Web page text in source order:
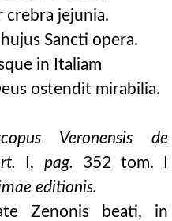
jejunia.
Sancti opera.
in Italiam
ostendit mirabilia.
Veronensis de
I, pag. 352 tom. I
editionis.
Zenonis beati, in